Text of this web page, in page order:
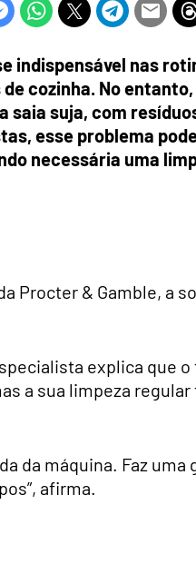
indispensável nas
cozinha. No
saia suja, com
esse problema
necessária uma
Procter & Gamble, a
explica que
a sua limpeza
da máquina. Faz
afirma.